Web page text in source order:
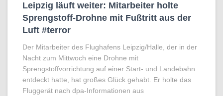
Leipzig läuft weiter: Mitarbeiter holte
Sprengstoff-Drohne mit Fußtritt aus der
Luft #terror
Der Mitarbeiter des Flughafens Leipzig/Halle, der in der
Nacht zum Mittwoch eine Drohne mit
Sprengstoffvorrichtung auf einer Start- und Landebahn
entdeckt hatte, hat großes Glück gehabt. Er holte das
Fluggerät nach dpa-Informationen aus